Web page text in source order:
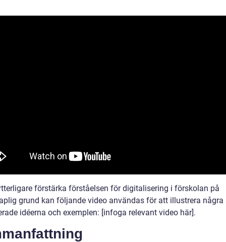
förstärka förståelsen för digitalisering i förskolan på
grund kan följande video användas för att illustrera några
idéerna och exemplen: [infoga relevant video här].